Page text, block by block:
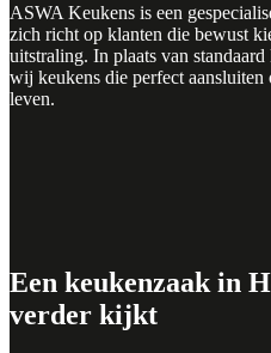
ASWA Keukens is een
zich richt op klanten die bewust
uitstraling. In plaats van
wij keukens die perfect
leven.
Een keukenzaak in
verder kijkt